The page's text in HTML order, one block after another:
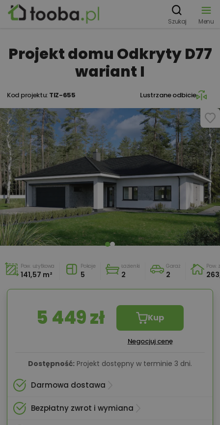
Szukaj Menu
Projekt domu Odkryty D77
wariant I
Kod projektu: TIZ-655 Lustrzane odbicie
Pow. użytkowa
141,57 m²
Pokoje
5
Łazienki
2
Garaż
2
Pow.
5 449 zł Kup
Negocjuj cenę
Dostępność: Projekt dostępny w terminie 3 dni.
Darmowa dostawa
Bezpłatny zwrot i wymiana